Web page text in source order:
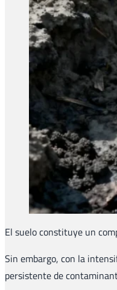
El suelo constituye un
Sin embargo, con la
persistente de